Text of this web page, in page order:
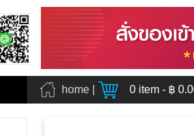
home 0 item - ฿